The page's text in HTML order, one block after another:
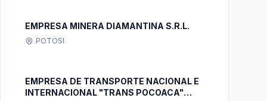
EMPRESA MINERA DIAMANTINA S.R.L.
POTOSI
EMPRESA DE TRANSPORTE NACIONAL E
INTERNACIONAL "TRANS POCOACA"